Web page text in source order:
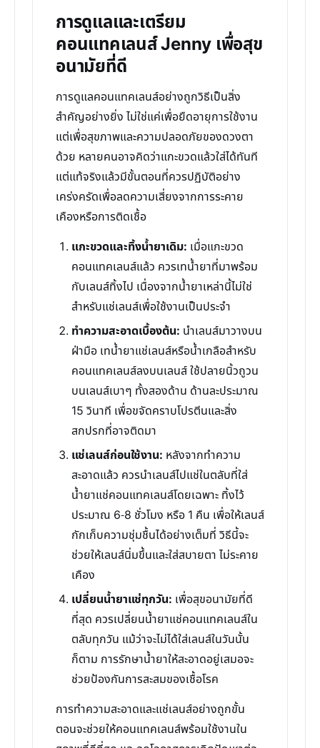
การดูแลและเตรียม
คอนแทคเลนส์ Jenny เพื่อสุข
อนามัยที่ดี
การดูแลคอนแทคเลนส์อย่างถูกวิธีเป็นสิ่ง
สำคัญอย่างยิ่ง ไม่ใช่แค่เพื่อยืดอายุการใช้งาน
แต่เพื่อสุขภาพและความปลอดภัยของดวงตา
ด้วย หลายคนอาจคิดว่าแกะขวดแล้วใส่ได้ทันที
แต่แท้จริงแล้วมีขั้นตอนที่ควรปฏิบัติอย่าง
เคร่งครัดเพื่อลดความเสี่ยงจากการระคาย
เคืองหรือการติดเชื้อ
แกะขวดและทิ้งน้ำยาเดิม: เมื่อแกะขวด
คอนแทคเลนส์แล้ว ควรเทน้ำยาที่มาพร้อม
กับเลนส์ทิ้งไป เนื่องจากน้ำยาเหล่านี้ไม่ใช่
สำหรับแช่เลนส์เพื่อใช้งานเป็นประจำ
ทำความสะอาดเบื้องต้น: นำเลนส์มาวางบน
ฝ่ามือ เทน้ำยาแช่เลนส์หรือน้ำเกลือสำหรับ
คอนแทคเลนส์ลงบนเลนส์ ใช้ปลายนิ้วถูวน
บนเลนส์เบาๆ ทั้งสองด้าน ด้านละประมาณ
15 วินาที เพื่อขจัดคราบโปรตีนและสิ่ง
สกปรกที่อาจติดมา
แช่เลนส์ก่อนใช้งาน: หลังจากทำความ
สะอาดแล้ว ควรนำเลนส์ไปแช่ในตลับที่ใส่
น้ำยาแช่คอนแทคเลนส์โดยเฉพาะ ทิ้งไว้
ประมาณ 6-8 ชั่วโมง หรือ 1 คืน เพื่อให้เลนส์
กักเก็บความชุ่มชื้นได้อย่างเต็มที่ วิธีนี้จะ
ช่วยให้เลนส์นิ่มขึ้นและใส่สบายตา ไม่ระคาย
เคือง
เปลี่ยนน้ำยาแช่ทุกวัน: เพื่อสุขอนามัยที่ดี
ที่สุด ควรเปลี่ยนน้ำยาแช่คอนแทคเลนส์ใน
ตลับทุกวัน แม้ว่าจะไม่ได้ใส่เลนส์ในวันนั้น
ก็ตาม การรักษาน้ำยาให้สะอาดอยู่เสมอจะ
ช่วยป้องกันการสะสมของเชื้อโรค
การทำความสะอาดและแช่เลนส์อย่างถูกขั้น
ตอนจะช่วยให้คอนแทคเลนส์พร้อมใช้งานใน